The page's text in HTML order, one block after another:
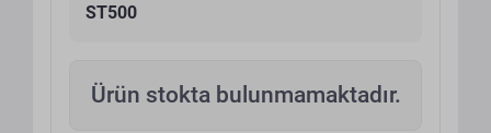
ST500
Ürün stokta bulunmamaktadır.